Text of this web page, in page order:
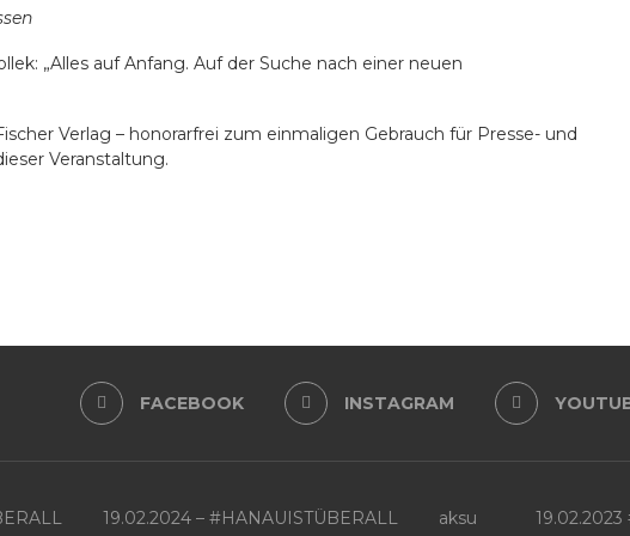
„Alles auf Anfang. Auf der Suche nach einer neuen
Verlag – honorarfrei zum einmaligen Gebrauch für Presse- und
Veranstaltung.
FACEBOOK INSTAGRAM
19.02.2024 – #HANAUISTÜBERALL aksu